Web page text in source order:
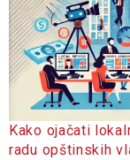
Kako ojačati
radu opštinskih